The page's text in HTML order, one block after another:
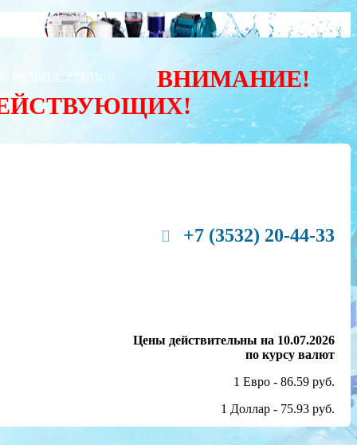
ВАЛЮТА: РУБЛЬ
ВНИМАНИЕ!
+7 (3532) 20-44-33
Цены действительны на 10.07.2026
по курсу валют
1 Евро - 86.59 руб.
1 Доллар - 75.93 руб.